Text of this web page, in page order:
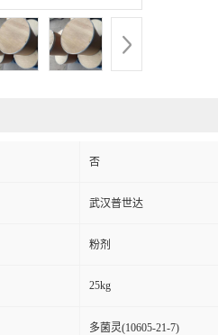
否
武汉普世达
粉剂
25kg
多菌灵(10605-21-7)